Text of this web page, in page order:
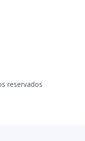
reservados